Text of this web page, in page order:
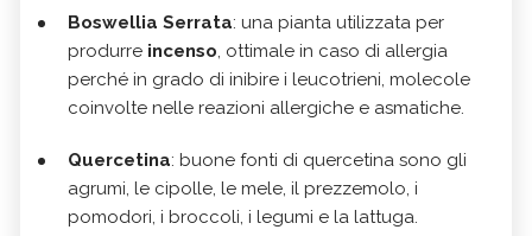
Boswellia Serrata: una pianta utilizzata per
produrre incenso, ottimale in caso di allergia
perché in grado di inibire i leucotrieni, molecole
coinvolte nelle reazioni allergiche e asmatiche.
Quercetina: buone fonti di quercetina sono gli
agrumi, le cipolle, le mele, il prezzemolo, i
pomodori, i broccoli, i legumi e la lattuga.